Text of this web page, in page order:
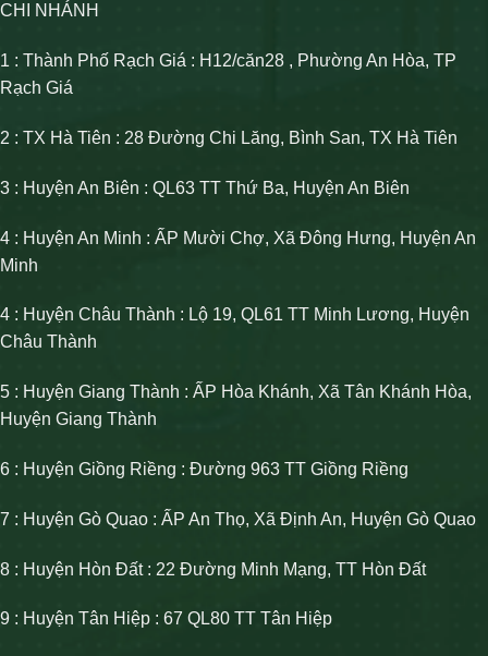
CHI NHÁNH
1 : Thành Phố Rạch Giá : H12/căn28 , Phường An Hòa, TP
Rạch Giá
2 : TX Hà Tiên : 28 Đường Chi Lăng, Bình San, TX Hà Tiên
3 : Huyện An Biên : QL63 TT Thứ Ba, Huyện An Biên
4 : Huyện An Minh : ẤP Mười Chợ, Xã Đông Hưng, Huyện An
Minh
4 : Huyện Châu Thành : Lộ 19, QL61 TT Minh Lương, Huyện
Châu Thành
5 : Huyện Giang Thành : ẤP Hòa Khánh, Xã Tân Khánh Hòa,
Huyện Giang Thành
6 : Huyện Giồng Riềng : Đường 963 TT Giồng Riềng
7 : Huyện Gò Quao : ẤP An Thọ, Xã Định An, Huyện Gò Quao
8 : Huyện Hòn Đất : 22 Đường Minh Mạng, TT Hòn Đất
9 : Huyện Tân Hiệp : 67 QL80 TT Tân Hiệp